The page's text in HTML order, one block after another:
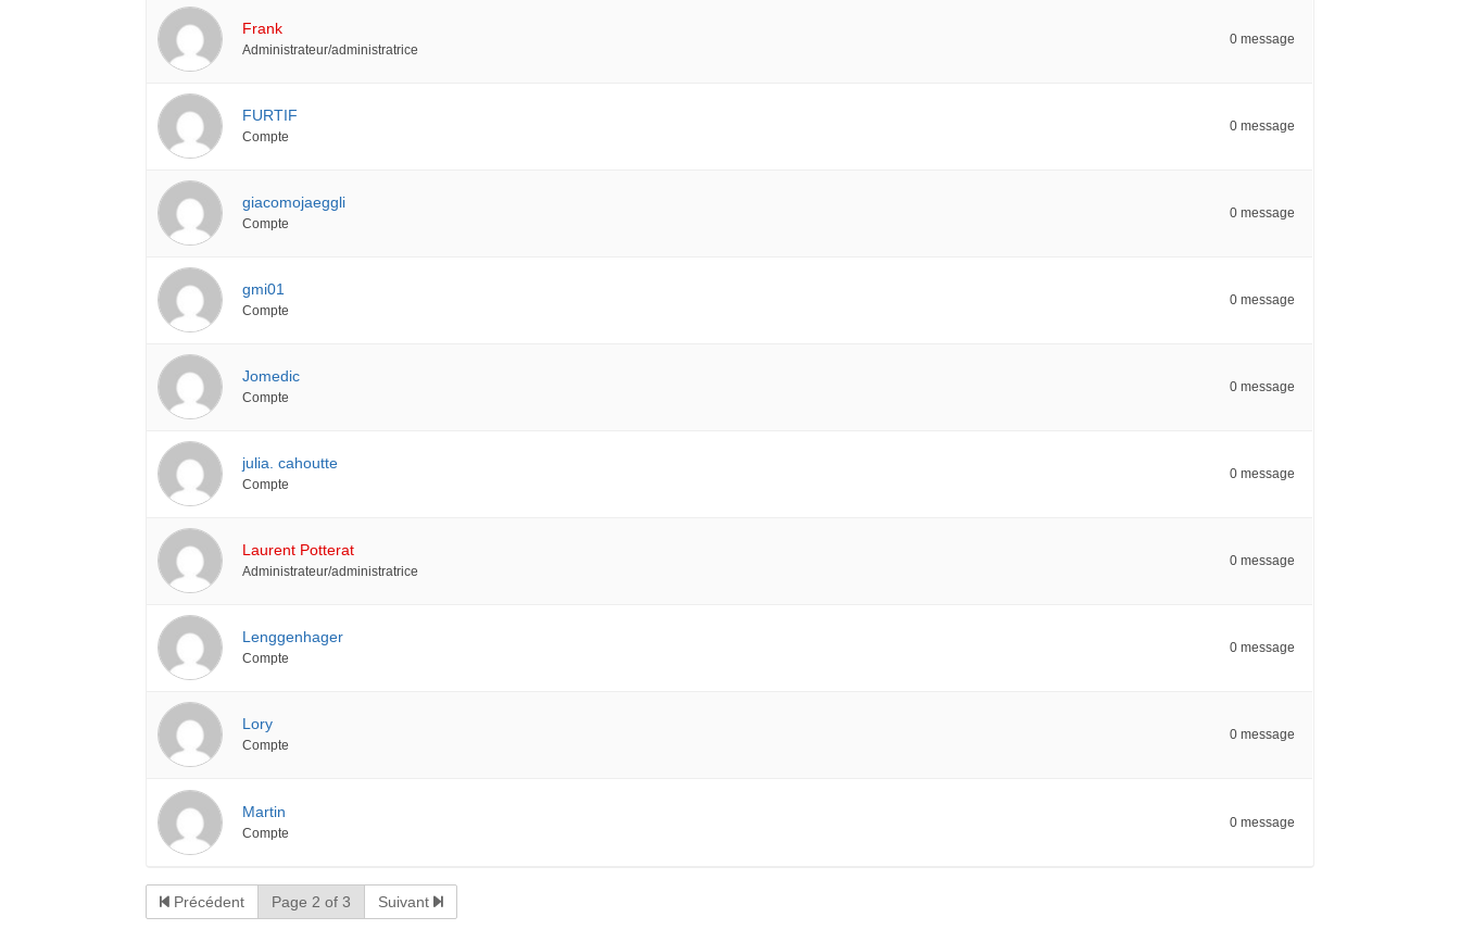
Frank
Administrateur/administratrice
0 message
FURTIF
Compte
0 message
giacomojaeggli
Compte
0 message
gmi01
Compte
0 message
Jomedic
Compte
0 message
julia. cahoutte
Compte
0 message
Laurent Potterat
Administrateur/administratrice
0 message
Lenggenhager
Compte
0 message
Lory
Compte
0 message
Martin
Compte
0 message
Précédent Page 2 of 3 Suivant